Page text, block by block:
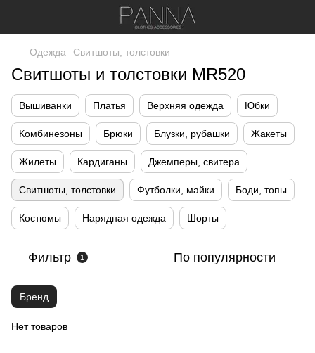
Одежда Свитшоты, толстовки
Свитшоты и толстовки MR520
Вышиванки Платья Верхняя одежда Юбки
Комбинезоны Брюки Блузки, рубашки Жакеты
Жилеты Кардиганы Джемперы, свитера
Свитшоты, толстовки Футболки, майки Боди, топы
Костюмы Нарядная одежда Шорты
Фильтр 1 По популярности
Бренд
Нет товаров